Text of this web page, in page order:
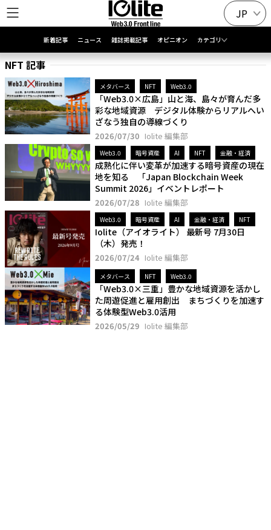
JP
新着記事 ニュース 雑誌掲載記事 オピニオン カテゴリ
NFT 記事
メタバース NFT Web3.0
「Web3.0×広島」山と海、島々が育んだ多
彩な地域資源 デジタル体験からリアルへい
ざなう独自の導線づくり
2026/07/30 Iolite 編集部
Web3.0 暗号資産 AI NFT 金融・経済
成熟化に伴い変革が加速する暗号資産の現在
地を知る 「Japan Blockchain Week
Summit 2026」イベントレポート
2026/07/28 Iolite 編集部
Web3.0 暗号資産 AI 金融・経済 NFT
Iolite（アイオライト） 最新号 7月30日
（木）発売！
2026/07/24 Iolite 編集部
メタバース NFT Web3.0
「Web3.0×三重」豊かな地域資源を活かし
た周遊促進と雇用創出 まちづくりを加速す
る体験型Web3.0活用
2026/05/29 Iolite 編集部